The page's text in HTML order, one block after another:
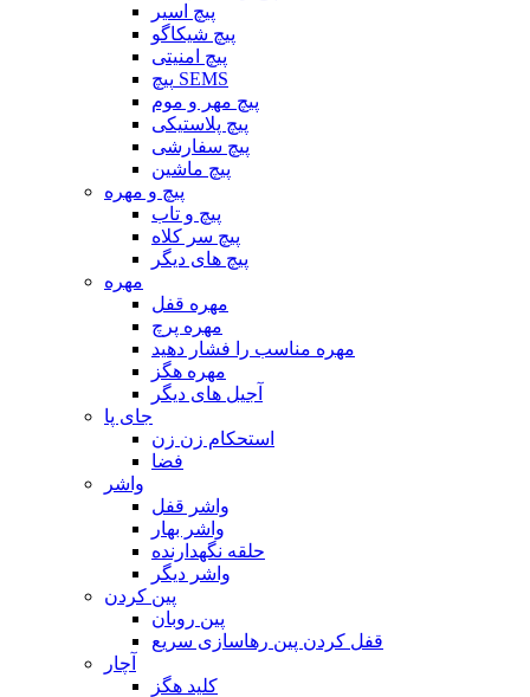
پیچ اسیر
پیچ شیکاگو
پیچ امنیتی
پیچ SEMS
پیچ مهر و موم
پیچ پلاستیکی
پیچ سفارشی
پیچ ماشین
پیچ و مهره
پیچ و تاب
پیچ سر کلاه
پیچ های دیگر
مهره
مهره قفل
مهره پرچ
مهره مناسب را فشار دهید
مهره هگز
آجیل های دیگر
جای پا
استحکام زن زن
فضا
واشر
واشر قفل
واشر بهار
حلقه نگهدارنده
واشر دیگر
پین کردن
پین روبان
قفل کردن پین رهاسازی سریع
آچار
کلید هگز